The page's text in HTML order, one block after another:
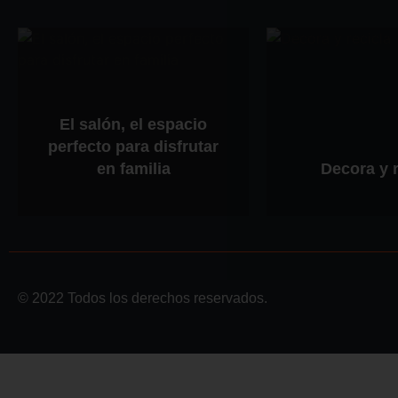
El salón, el espacio
perfecto para disfrutar
en familia
Decora y
© 2022 Todos los derechos reservados.